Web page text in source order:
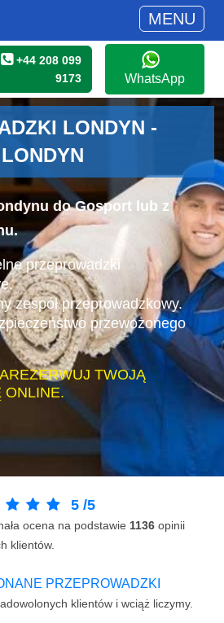
MENU
+44 208 099
9173
WhatsApp
LONDYN -
do Gosport lub z
przeprowadzki
zespół przeprowadzkowy.
przewożonego
TWOJĄ
ONLINE.
5 /5
ocena na podstawie 1136 opinii
klientów.
PRZEPROWADZKI
klientów i wciąż liczymy.